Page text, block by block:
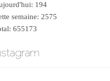
194
semaine: 2575
655173